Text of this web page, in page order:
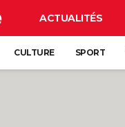
ACTUALITÉS
CULTURE SPORT